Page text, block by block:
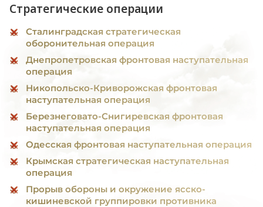
Стратегические операции
Сталинградская стратегическая
оборонительная операция
Днепропетровская фронтовая наступательная
операция
Никопольско-Криворожская фронтовая
наступательная операция
Березнеговато-Снигиревская фронтовая
наступательная операция
Одесская фронтовая наступательная операция
Крымская стратегическая наступательная
операция
Прорыв обороны и окружение ясско-
кишиневской группировки противника